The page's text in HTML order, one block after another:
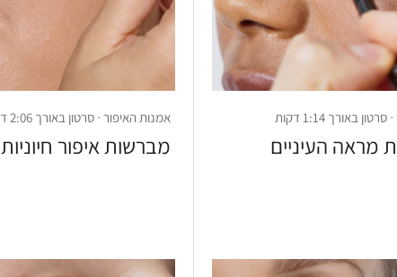
באורך 1:14 דקות
מראה העיניים
אמנות האיפור · סרטון באורך 2:06 דקות
מברשות איפור חיוניות